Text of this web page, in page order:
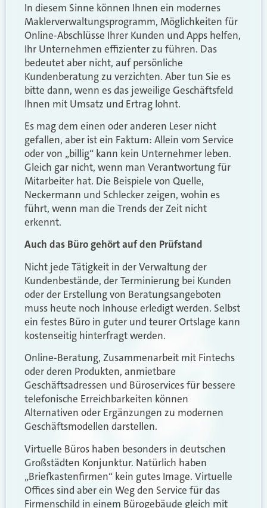
In diesem Sinne können Ihnen ein modernes
Maklerverwaltungsprogramm, Möglichkeiten für
Online-Abschlüsse Ihrer Kunden und Apps helfen,
Ihr Unternehmen effizienter zu führen. Das
bedeutet aber nicht, auf persönliche
Kundenberatung zu verzichten. Aber tun Sie es
bitte dann, wenn es das jeweilige Geschäftsfeld
Ihnen mit Umsatz und Ertrag lohnt.
Es mag dem einen oder anderen Leser nicht
gefallen, aber ist ein Faktum: Allein vom Service
oder von „billig“ kann kein Unternehmer leben.
Gleich gar nicht, wenn man Verantwortung für
Mitarbeiter hat. Die Beispiele von Quelle,
Neckermann und Schlecker zeigen, wohin es
führt, wenn man die Trends der Zeit nicht
erkennt.
Auch das Büro gehört auf den Prüfstand
Nicht jede Tätigkeit in der Verwaltung der
Kundenbestände, der Terminierung bei Kunden
oder der Erstellung von Beratungsangeboten
muss heute noch Inhouse erledigt werden. Selbst
ein festes Büro in guter und teurer Ortslage kann
kostenseitig hinterfragt werden.
Online-Beratung, Zusammenarbeit mit Fintechs
oder deren Produkten, anmietbare
Geschäftsadressen und Büroservices für bessere
telefonische Erreichbarkeiten können
Alternativen oder Ergänzungen zu modernen
Geschäftsmodellen darstellen.
Virtuelle Büros haben besonders in deutschen
Großstädten Konjunktur. Natürlich haben
„Briefkastenfirmen“ kein gutes Image. Virtuelle
Offices sind aber ein Weg den Service für das
Firmenschild in einem Bürogebäude gleich mit